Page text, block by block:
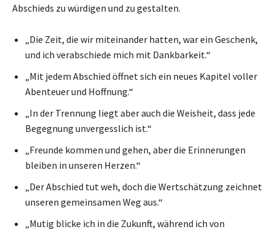
Abschieds zu würdigen und zu gestalten.
„Die Zeit, die wir miteinander hatten, war ein Geschenk,
und ich verabschiede mich mit Dankbarkeit.“
„Mit jedem Abschied öffnet sich ein neues Kapitel voller
Abenteuer und Hoffnung.“
„In der Trennung liegt aber auch die Weisheit, dass jede
Begegnung unvergesslich ist.“
„Freunde kommen und gehen, aber die Erinnerungen
bleiben in unseren Herzen.“
„Der Abschied tut weh, doch die Wertschätzung zeichnet
unseren gemeinsamen Weg aus.“
„Mutig blicke ich in die Zukunft, während ich von